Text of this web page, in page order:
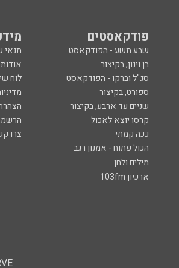
פודקאסטים
שבע תשע - הפודקאסט
תנאי
בן וינון, בקיצור
סג"ל וברקו - הפודקאסט
לוח
ספורט, בקיצור
שניים עד ארבע, בקיצור
קרסו יוצא לאכול
ככה קמתי
צרו
הכול פתוח - אמנון רגב
מילים ולחן
ארכיון 103fm